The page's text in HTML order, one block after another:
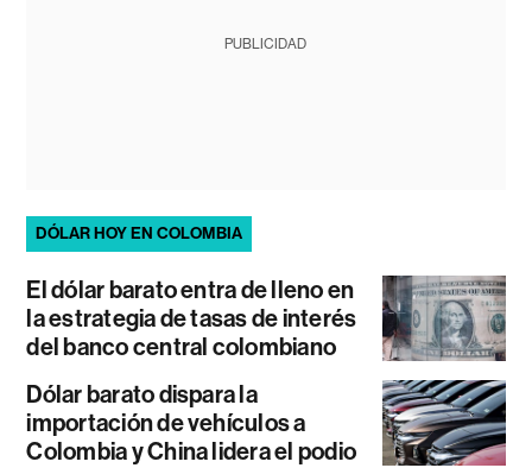
PUBLICIDAD
DÓLAR HOY EN COLOMBIA
El dólar barato entra de lleno en
la estrategia de tasas de interés
del banco central colombiano
Dólar barato dispara la
importación de vehículos a
Colombia y China lidera el podio